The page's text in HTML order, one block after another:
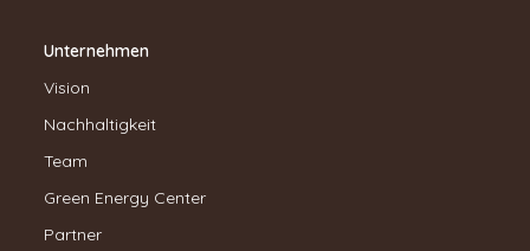
Unternehmen
Vision
Nachhaltigkeit
Team
Green Energy Center
Partner